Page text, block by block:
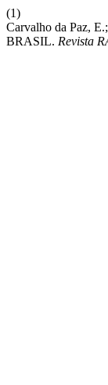
(1)
Carvalho da Paz,
BRASIL. Revista